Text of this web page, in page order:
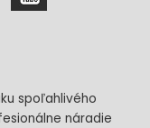
spoľahlivého
náradie